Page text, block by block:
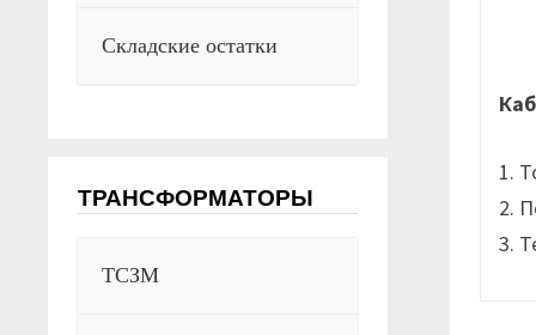
1.
2.
3.
Складские остатки
ТРАНСФОРМАТОРЫ
ТСЗМ